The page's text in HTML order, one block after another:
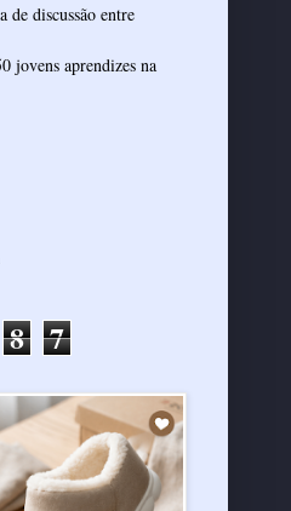
de discussão entre
jovens aprendizes na
8 7